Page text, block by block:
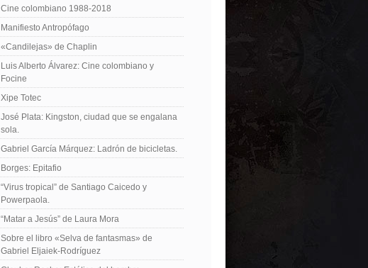
Cine colombiano 1988-2018
Manifiesto Antropófago
«Candilejas» de Chaplin
Luis Alberto Álvarez: Cine colombiano y
Focine
Xipe Totec
José Plata: Kingston, ciudad que se engalana
sola.
Gabriel García Márquez: Ladrón de bicicletas.
Borges: Epitafio
“Virus tropical” de Santiago Caicedo y
Powerpaola.
“Matar a Jesús” de Laura Mora
Sobre el libro «Selva de fantasmas» de
Gabriel Eljaiek-Rodríguez